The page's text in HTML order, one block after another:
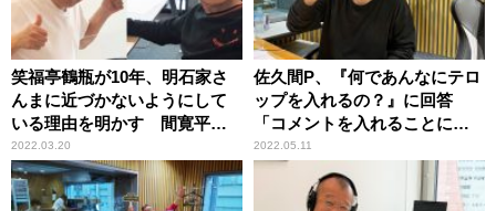
笑福亭鶴瓶が10年、明石家さ
んまに近づかないようにして
いる理由を明かす 間寛平も
理解
2022.03.20
佐久間P、『何であんなにテロ
ップを入れるの？』に回答
「コメントを入れることによ
って……」
2022.05.11